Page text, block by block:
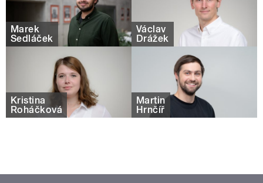
Marek
Sedláček
Václav
Drážek
Kristina
Roháčková
Martin
Hrnčíř